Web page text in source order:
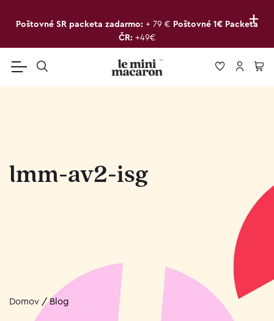
+
Poštovné SR packeta zadarmo: + 79 € Poštovné 1€ Packeta
ČR: +49€
lmm-av2-isg
Domov /Blog